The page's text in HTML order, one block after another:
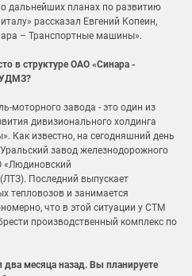
дальнейших планах по развитию
рассказал Евгений Копеин,
– Транспортные машины».
в структуре ОАО «Синара -
УДМЗ?
моторного завода - это один из
дивизионального холдинга
Как известно, на сегодняшний день
завод железнодорожного
Последний выпускает
тепловозов и занимается
что в этой ситуации у СТМ
производственный комплекс по
месяца назад. Вы планируете